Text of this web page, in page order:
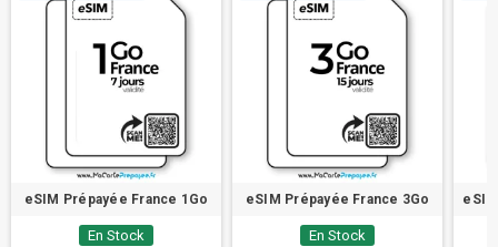
eSIM Prépayée France 1Go
En Stock
eSIM Prépayée France 3Go
En Stock